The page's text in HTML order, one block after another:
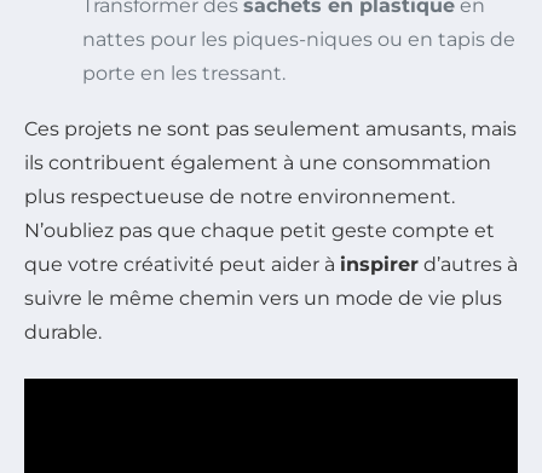
Transformer des sachets en plastique en
nattes pour les piques-niques ou en tapis de
porte en les tressant.
Ces projets ne sont pas seulement amusants, mais
ils contribuent également à une consommation
plus respectueuse de notre environnement.
N’oubliez pas que chaque petit geste compte et
que votre créativité peut aider à inspirer d’autres à
suivre le même chemin vers un mode de vie plus
durable.